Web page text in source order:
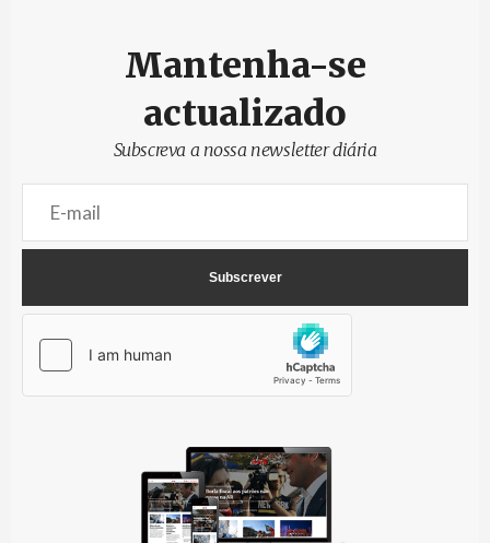
Mantenha-se
actualizado
Subscreva a nossa newsletter diária